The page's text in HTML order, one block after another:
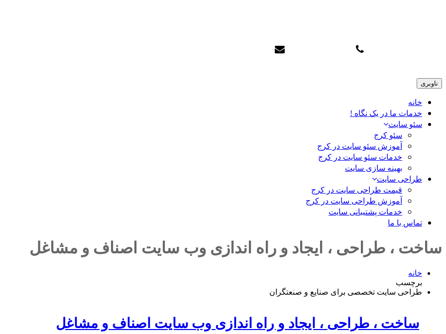
ناوبری
خانه
خدمات ما در یک نگاه !
سئو سایت
سئو کرج
آموزش سئو سایت در کرج
خدمات سئو سایت در کرج
بهینه سازی سایت
طراحی سایت
قیمت طراحی سایت در کرج
آموزش طراحی سایت در کرج
خدمات پشتیبانی سایت
تماس با ما
ساخت ، طراحی ، ایجاد و راه اندازی وب سایت اصناف و مشاغل
خانه
برچسب
طراحی سایت تخصصی برای صنایع و صنعتگران
ساخت ، طراحی ، ایجاد و راه اندازی وب سایت اصناف و مشاغل